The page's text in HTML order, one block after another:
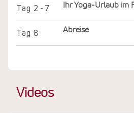
Tag 2 - 7 Ihr Yoga-Urlaub im
Tag 8 Abreise
Videos